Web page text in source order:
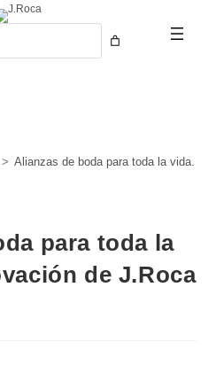
> Alianzas de boda para toda la vida.
para toda la
de J.Roca